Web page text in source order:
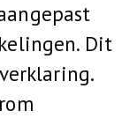
Dit